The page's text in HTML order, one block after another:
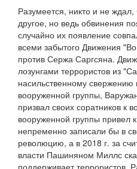
Разумеется, никто и не ждал,
другое, но ведь обвинения
случайно их появление
всеми забытого Движения
против Сержа Саргсяна.
лозунгами террористов из
насильственному свержению
вооруженной группы,
призвал своих соратников к
вооруженной группы привел
непременно записали бы в
революцию, а в 2018 г. за
власти Пашиняном Миллс